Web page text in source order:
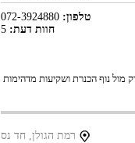
טלפון: 072-3924880
חוות דעת: 5
מול נוף הכנרת ושקיעות מדהימות
רמת הגולן, חד נס